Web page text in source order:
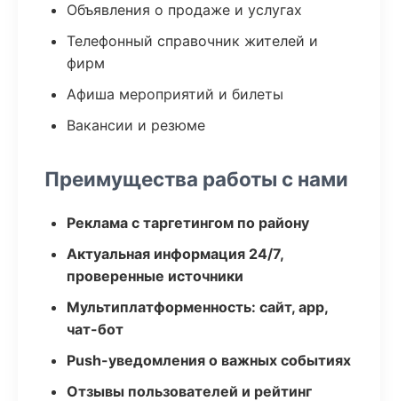
Объявления о продаже и услугах
Телефонный справочник жителей и
фирм
Афиша мероприятий и билеты
Вакансии и резюме
Преимущества работы с нами
Реклама с таргетингом по району
Актуальная информация 24/7,
проверенные источники
Мультиплатформенность: сайт, app,
чат-бот
Push-уведомления о важных событиях
Отзывы пользователей и рейтинг